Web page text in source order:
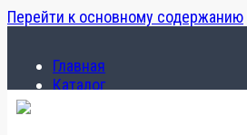
Перейти к основному содержанию
Главная
Каталог